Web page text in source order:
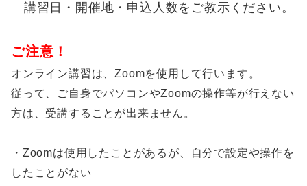
講習日・開催地・申込人数をご教示ください。
ご注意！
オンライン講習は、Zoomを使用して行います。
従って、ご自身でパソコンやZoomの操作等が行えない
方は、受講することが出来ません。
・Zoomは使用したことがあるが、自分で設定や操作を
したことがない